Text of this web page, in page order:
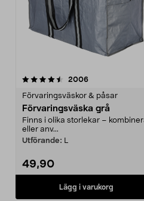
2006recensioner
Förvaringsväskor & påsar
Förvaringsväska grå
Finns i olika storlekar –
eller anv...
Utförande: L
49,90
Lägg i varukorg
4.5 av 5 stjärnor